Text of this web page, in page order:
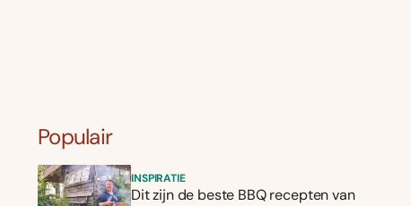
Populair
INSPIRATIE
Dit zijn de beste BBQ recepten van